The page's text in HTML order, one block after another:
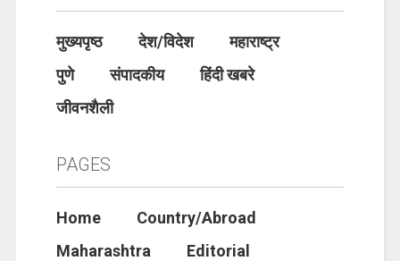
मुख्यपृष्ठ देश/विदेश
महाराष्ट्र
पुणे
संपादकीय
हिंदी खबरे
जीवनशैली
PAGES
Home
Country/Abroad
Maharashtra
Editorial